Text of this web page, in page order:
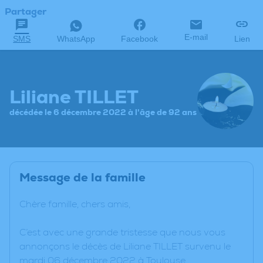
Partager
SMS WhatsApp Facebook E-mail Lien
Liliane TILLET
décédée le 6 décembre 2022 à l'âge de 92 ans
Message de la famille
Chère famille, chers amis,
C’est avec une grande tristesse que nous vous
annonçons le décès de Liliane TILLET survenu le
mardi 06 décembre 2022 à Toulouse.